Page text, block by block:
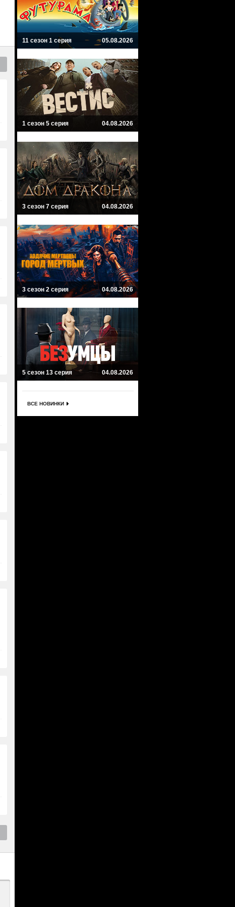
11 сезон 1 серия 05.08.2026
1 сезон 5 серия 04.08.2026
3 сезон 7 серия 04.08.2026
3 сезон 2 серия 04.08.2026
5 сезон 13 серия 04.08.2026
ВСЕ НОВИНКИ